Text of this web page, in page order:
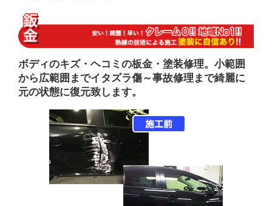
ボディのキズ・ヘコミの板金・塗装修理。小範囲
から広範囲までイタズラ傷～事故修理まで綺麗に
元の状態に復元致します。